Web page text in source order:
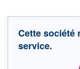
DONNÉES TEMPS
Cotation sur les
Cette société
service.